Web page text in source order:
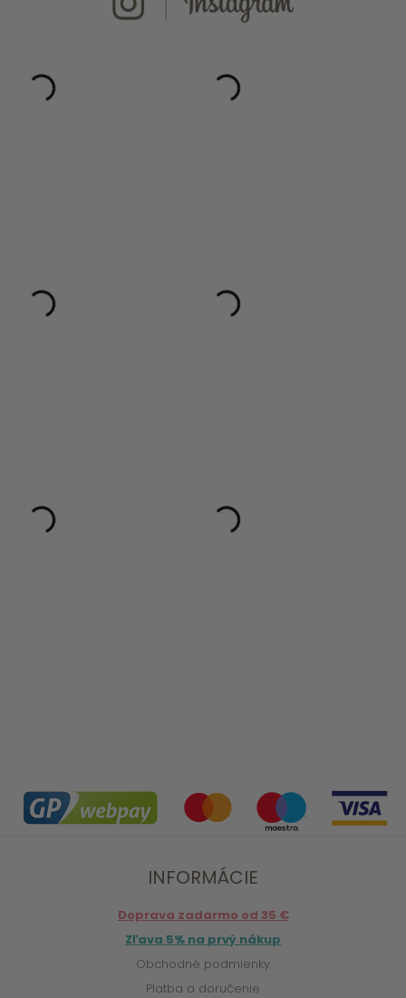
INFORMÁCIE
Doprava zadarmo od 35 €
Zľava 5% na prvý nákup
Obchodné podmienky
Platba a doručenie